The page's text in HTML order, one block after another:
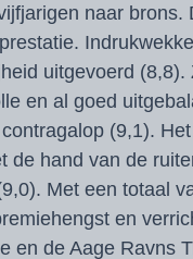
naar brons.
uitgevoerd (8,8).
en al goed
(9,1).
de hand van de
Met een totaal
en
en de Aage Ravns